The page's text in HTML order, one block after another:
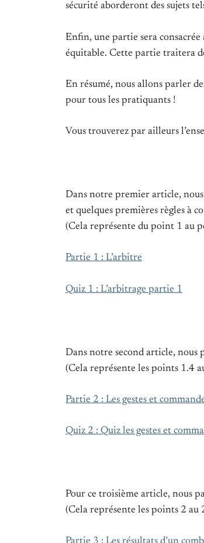
sécurité aborderont des sujets
Enfin, une partie sera
équitable. Cette partie traitera
En résumé, nous allons parler
pour tous les pratiquants !
Vous trouverez par ailleurs
Dans notre premier article, nous
et quelques premières règles à
(Cela représente du point 1 au
Partie 1 : L’arbitre
Quiz 1 : L’arbitrage partie 1
Dans notre second article, nous
(Cela représente les points 1.4
Partie 2 : Les gestes et
Quiz 2 : Quiz les gestes et
Pour ce troisième article, nous
(Cela représente les points 2 au